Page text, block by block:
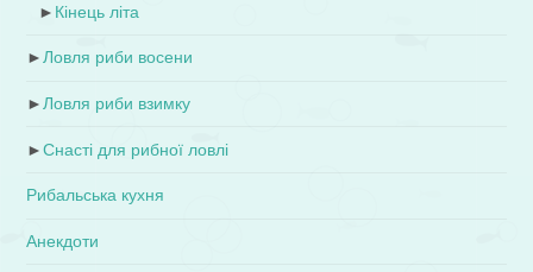
► Кінець літа
►Ловля риби восени
► Ловля риби взимку
►Снасті для рибної ловлі
Рибальська кухня
Анекдоти